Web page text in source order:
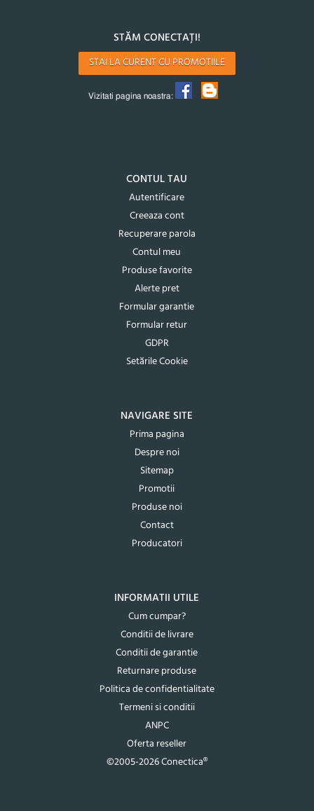
STĂM CONECTAȚI!
STAI LA CURENT CU PROMOTIILE
Vizitati pagina noastra:
CONTUL TAU
Autentificare
Creeaza cont
Recuperare parola
Contul meu
Produse favorite
Alerte pret
Formular garantie
Formular retur
GDPR
Setările Cookie
NAVIGARE SITE
Prima pagina
Despre noi
Sitemap
Promotii
Produse noi
Contact
Producatori
INFORMATII UTILE
Cum cumpar?
Conditii de livrare
Conditii de garantie
Returnare produse
Politica de confidentialitate
Termeni si conditii
ANPC
Oferta reseller
©2005-2026 Conectica®